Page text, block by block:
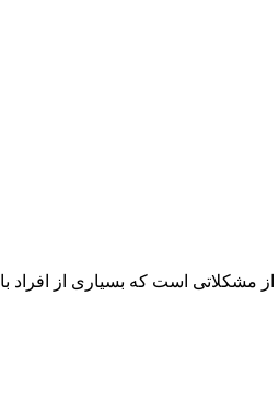
مشکلاتی است که بسیاری از